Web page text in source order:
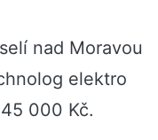
nad Moravou
elektro
000 Kč.